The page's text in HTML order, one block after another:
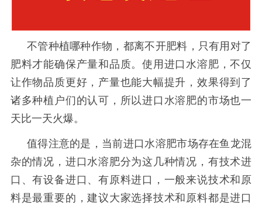
不管种植哪种作物，都离不开肥料，只有用对了
肥料才能确保产量和品质。使用进口水溶肥，不仅
让作物品质更好，产量也能大幅提升，效果得到了
诸多种植户们的认可，所以进口水溶肥的市场也一
天比一天火爆。
值得注意的是，当前进口水溶肥市场存在鱼龙混
杂的情况，进口水溶肥分为这几种情况，有技术进
口、有设备进口、有原料进口，一般来说技术和原
料是最重要的，建议大家选择技术和原料都是进口